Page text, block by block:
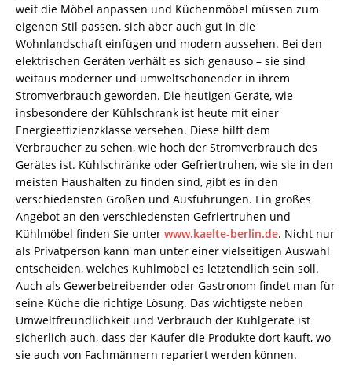
weit die Möbel anpassen und Küchenmöbel müssen zum
eigenen Stil passen, sich aber auch gut in die
Wohnlandschaft einfügen und modern aussehen. Bei den
elektrischen Geräten verhält es sich genauso – sie sind
weitaus moderner und umweltschonender in ihrem
Stromverbrauch geworden. Die heutigen Geräte, wie
insbesondere der Kühlschrank ist heute mit einer
Energieeffizienzklasse versehen. Diese hilft dem
Verbraucher zu sehen, wie hoch der Stromverbrauch des
Gerätes ist. Kühlschränke oder Gefriertruhen, wie sie in den
meisten Haushalten zu finden sind, gibt es in den
verschiedensten Größen und Ausführungen. Ein großes
Angebot an den verschiedensten Gefriertruhen und
Kühlmöbel finden Sie unter www.kaelte-berlin.de. Nicht nur
als Privatperson kann man unter einer vielseitigen Auswahl
entscheiden, welches Kühlmöbel es letztendlich sein soll.
Auch als Gewerbetreibender oder Gastronom findet man für
seine Küche die richtige Lösung. Das wichtigste neben
Umweltfreundlichkeit und Verbrauch der Kühlgeräte ist
sicherlich auch, dass der Käufer die Produkte dort kauft, wo
sie auch von Fachmännern repariert werden können.